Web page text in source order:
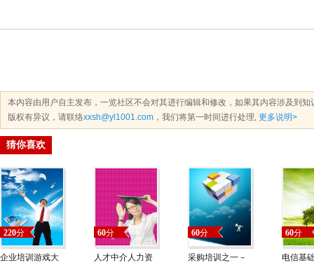
本内容由用户自主发布，一览社区不会对其进行编辑和修改，如果其内容涉及到
版权有异议，请联络xxsh@yl1001.com ，我们将第一时间进行处理, 更多说明>
猜你喜欢
220分
企业培训游戏大
60分
人才中介人力资
60分
采购培训之一－
60分
电信基